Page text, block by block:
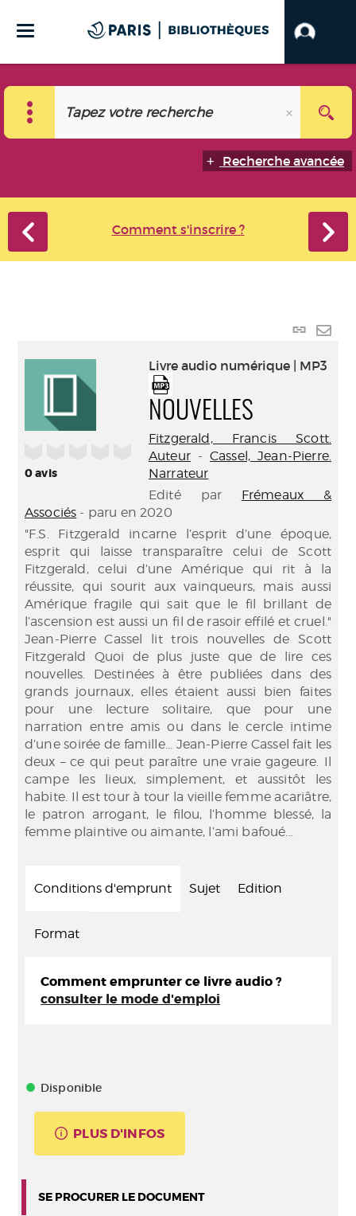
Recherche avancée
Comment s'inscrire ?
Lien
par
0avis
Livre audio numérique | MP3
NOUVELLES
Fitzgerald, Francis Scott.
Auteur-Cassel, Jean-Pierre.
Narrateur
Edité par Frémeaux &
Associés - paru en 2020
"F.S. Fitzgerald incarne l’esprit d’une époque,
esprit qui laisse transparaître celui de Scott
Fitzgerald, celui d’une Amérique qui rit à la
réussite, qui sourit aux vainqueurs, mais aussi
Amérique fragile qui sait que le fil brillant de
l’ascension est aussi un fil de rasoir effilé et cruel."
Jean-Pierre Cassel lit trois nouvelles de Scott
Fitzgerald Quoi de plus juste que de lire ces
nouvelles. Destinées à être publiées dans des
grands journaux, elles étaient aussi bien faites
pour une lecture solitaire, que pour une
narration entre amis ou dans le cercle intime
d’une soirée de famille... Jean-Pierre Cassel fait les
deux – ce qui peut paraître une vraie gageure. Il
campe les lieux, simplement, et aussitôt les
habite. Il est tour à tour la vieille femme acariâtre,
le patron arrogant, le filou, l’homme blessé, la
femme plaintive ou aimante, l’ami bafoué...
Conditions d'emprunt Sujet Edition
Format
Comment emprunter ce livre audio ?
consulter le mode d'emploi
Disponible
PLUS D'INFOS
SE PROCURER LE DOCUMENT